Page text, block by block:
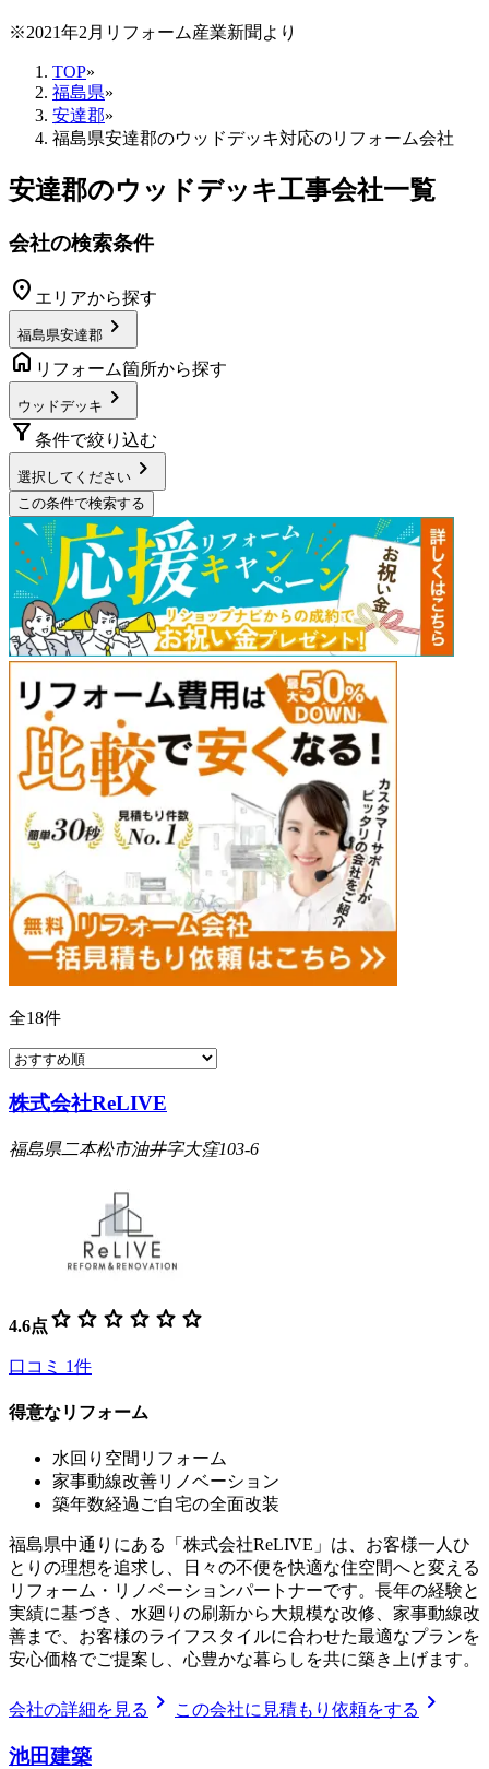
※2021年2月リフォーム産業新聞より
TOP»
福島県»
安達郡»
福島県安達郡のウッドデッキ対応のリフォーム会社
安達郡のウッドデッキ工事会社一覧
会社の検索条件
location_on エリアから探す
福島県安達郡 chevron_right
home リフォーム箇所から探す
ウッドデッキ chevron_right
filter_alt 条件で絞り込む
選択してください chevron_right
この条件で検索する
全18件
株式会社ReLIVE
福島県二本松市油井字大窪103-6
4.6点 star star star star star star
口コミ 1件
得意なリフォーム
水回り空間リフォーム
家事動線改善リノベーション
築年数経過ご自宅の全面改装
福島県中通りにある「株式会社ReLIVE」は、お客様一人ひ
とりの理想を追求し、日々の不便を快適な住空間へと変える
リフォーム・リノベーションパートナーです。長年の経験と
実績に基づき、水廻りの刷新から大規模な改修、家事動線改
善まで、お客様のライフスタイルに合わせた最適なプランを
安心価格でご提案し、心豊かな暮らしを共に築き上げます。
会社の詳細を見る chevron_right この会社に見積もり依頼をする chevron_right
池田建築